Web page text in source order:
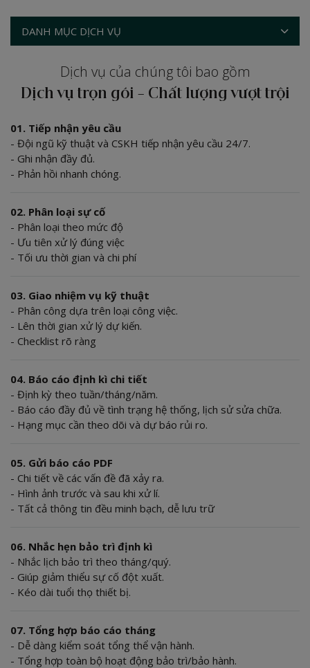
DANH MỤC DỊCH VỤ
Dịch vụ của chúng tôi bao gồm
Dịch vụ trọn gói – Chất lượng vượt trội
01. Tiếp nhận yêu cầu
- Đội ngũ kỹ thuật và CSKH tiếp nhận yêu cầu 24/7.
- Ghi nhận đầy đủ.
- Phản hồi nhanh chóng.
02. Phân loại sự cố
- Phân loại theo mức độ
- Ưu tiên xử lý đúng việc
- Tối ưu thời gian và chi phí
03. Giao nhiệm vụ kỹ thuật
- Phân công dựa trên loại công việc.
- Lên thời gian xử lý dự kiến.
- Checklist rõ ràng
04. Báo cáo định kì chi tiết
- Định kỳ theo tuần/tháng/năm.
- Báo cáo đầy đủ về tình trạng hệ thống, lịch sử sửa chữa.
- Hạng mục cần theo dõi và dự báo rủi ro.
05. Gửi báo cáo PDF
- Chi tiết về các vấn đề đã xảy ra.
- Hình ảnh trước và sau khi xử lí.
- Tất cả thông tin đều minh bạch, dễ lưu trữ
06. Nhắc hẹn bảo trì định kì
- Nhắc lịch bảo trì theo tháng/quý.
- Giúp giảm thiểu sự cố đột xuất.
- Kéo dài tuổi thọ thiết bị.
07. Tổng hợp báo cáo tháng
- Dễ dàng kiểm soát tổng thể vận hành.
- Tổng hợp toàn bộ hoạt động bảo trì/bảo hành.